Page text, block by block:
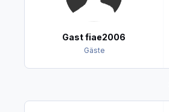
Gast fiae2006
Gäste